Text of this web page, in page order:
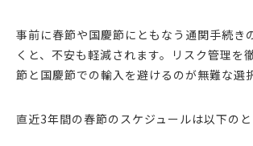
事前に春節や国慶節にともなう通関手続き
くと、不安も軽減されます。リスク管理を
節と国慶節での輸入を避けるのが無難な選
直近3年間の春節のスケジュールは以下のと